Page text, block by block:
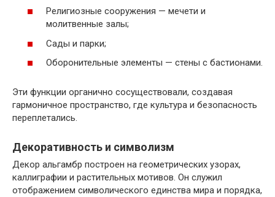
Религиозные сооружения — мечети и
молитвенные залы;
Сады и парки;
Оборонительные элементы — стены с бастионами.
Эти функции органично сосуществовали, создавая
гармоничное пространство, где культура и безопасность
переплетались.
Декоративность и символизм
Декор альгамбр построен на геометрических узорах,
каллиграфии и растительных мотивов. Он служил
отображением символического единства мира и порядка,